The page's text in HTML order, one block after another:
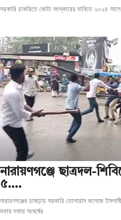
সরকারি চাকরিতে কোটা সংস্কারের দাবিতে ২০২৪
‎নারায়ণগঞ্জে ছাত্রদল-
৫….
নারায়ণগঞ্জের চাষাঢ়ায় সরকারি তোলারাম কলেজে
দফায় দফায় সংঘর্ষের